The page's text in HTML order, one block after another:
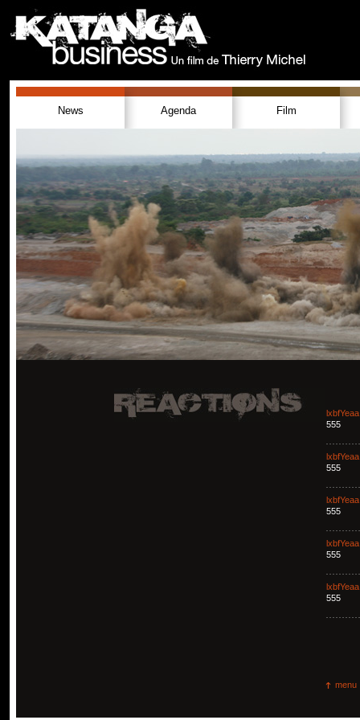
News Agenda Film
lxbfYeaa
555
lxbfYeaa
555
lxbfYeaa
555
lxbfYeaa
555
lxbfYeaa
555
menu